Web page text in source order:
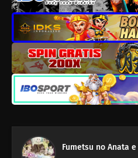
Fumetsu no Anata
Fumetsu no
Eps 8 -
Fumetsu no
Eps 7 -